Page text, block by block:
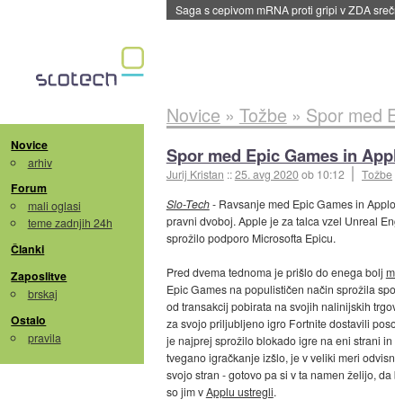
BMW v vozilih začel predvajati reklame::
Novice
arhiv
Forum
mali oglasi
teme zadnjih 24h
Članki
Zaposlitve
brskaj
Ostalo
pravila
Novice » Tožbe » Spor med
Spor med Epic Games in
Jurij Kristan ::25. avg 2020ob 10:12 Tožbe
Slo-Tech- Ravsanje med Epic Games in
pravni dvoboj. Apple je za talca vzel Unreal
sprožilo podporo Microsofta Epicu.
Pred dvema tednoma je prišlo do enega bolj
Epic Games na populističen način sprožila
od transakcij pobirata na svojih nalinijskih
za svojo priljubljeno igro Fortnite dostavili
je najprej sprožilo blokado igre na eni strani
tvegano igračkanje izšlo, je v veliki meri
svojo stran - gotovo pa si v ta namen želijo,
so jim vApplu ustregli.